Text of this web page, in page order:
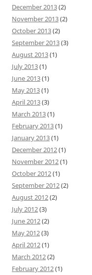
December 2013(2)
November 2013(2)
October 2013(2)
September 2013(3)
August 2013(1)
July 2013(1)
June 2013(1)
May 2013(1)
April 2013(3)
March 2013(1)
February 2013(1)
January 2013(1)
December 2012(1)
November 2012(1)
October 2012(1)
September 2012(2)
August 2012(2)
July 2012(3)
June 2012(2)
May 2012(3)
April 2012(1)
March 2012(2)
February 2012(1)